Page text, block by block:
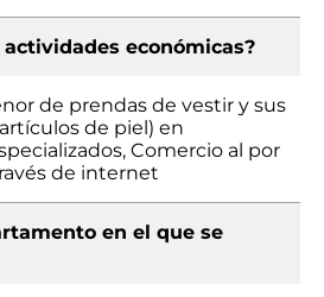
actividades económicas?
de prendas de vestir y sus
de piel) en
Comercio al por
de internet
en el que se